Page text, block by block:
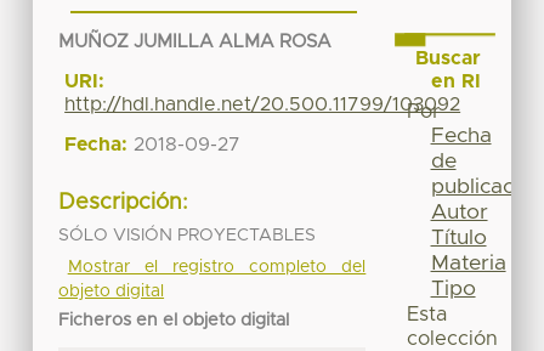
MUÑOZ JUMILLA ALMA ROSA
URI:
http://hdl.handle.net/20.500.11799/103092
Fecha: 2018-09-27
Descripción:
SÓLO VISIÓN PROYECTABLES
Mostrar el registro completo del
objeto digital
Ficheros en el objeto digital
Buscar
en RI
Por
Fecha
de
publicación
Autor
Título
Materia
Tipo
Esta
colección